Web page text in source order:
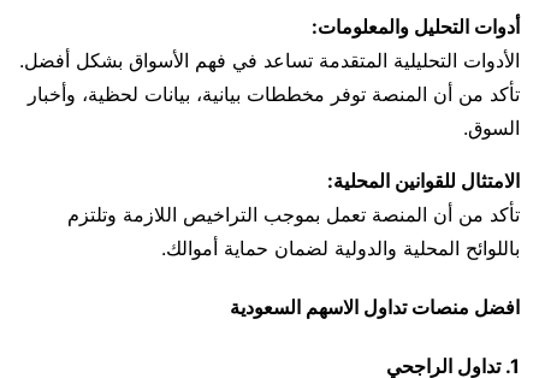
أدوات التحليل والمعلومات:
الأدوات التحليلية المتقدمة تساعد في فهم الأسواق بشكل أفضل.
تأكد من أن المنصة توفر مخططات بيانية، بيانات لحظية، وأخبار
السوق.
الامتثال للقوانين المحلية:
تأكد من أن المنصة تعمل بموجب التراخيص اللازمة وتلتزم
باللوائح المحلية والدولية لضمان حماية أموالك.
افضل منصات تداول الاسهم السعودية
1. تداول الراجحي